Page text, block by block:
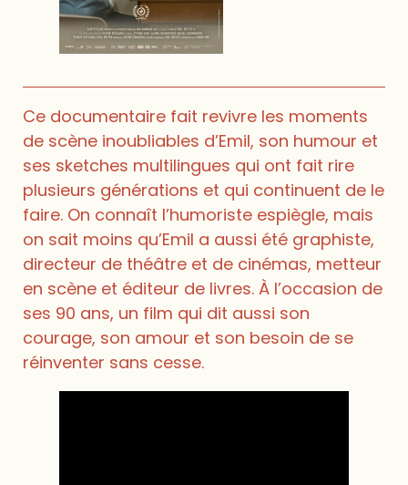
Ce documentaire fait revivre les moments
de scène inoubliables d’Emil, son humour et
ses sketches multilingues qui ont fait rire
plusieurs générations et qui continuent de le
faire. On connaît l’humoriste espiègle, mais
on sait moins qu’Emil a aussi été graphiste,
directeur de théâtre et de cinémas, metteur
en scène et éditeur de livres. À l’occasion de
ses 90 ans, un film qui dit aussi son
courage, son amour et son besoin de se
réinventer sans cesse.